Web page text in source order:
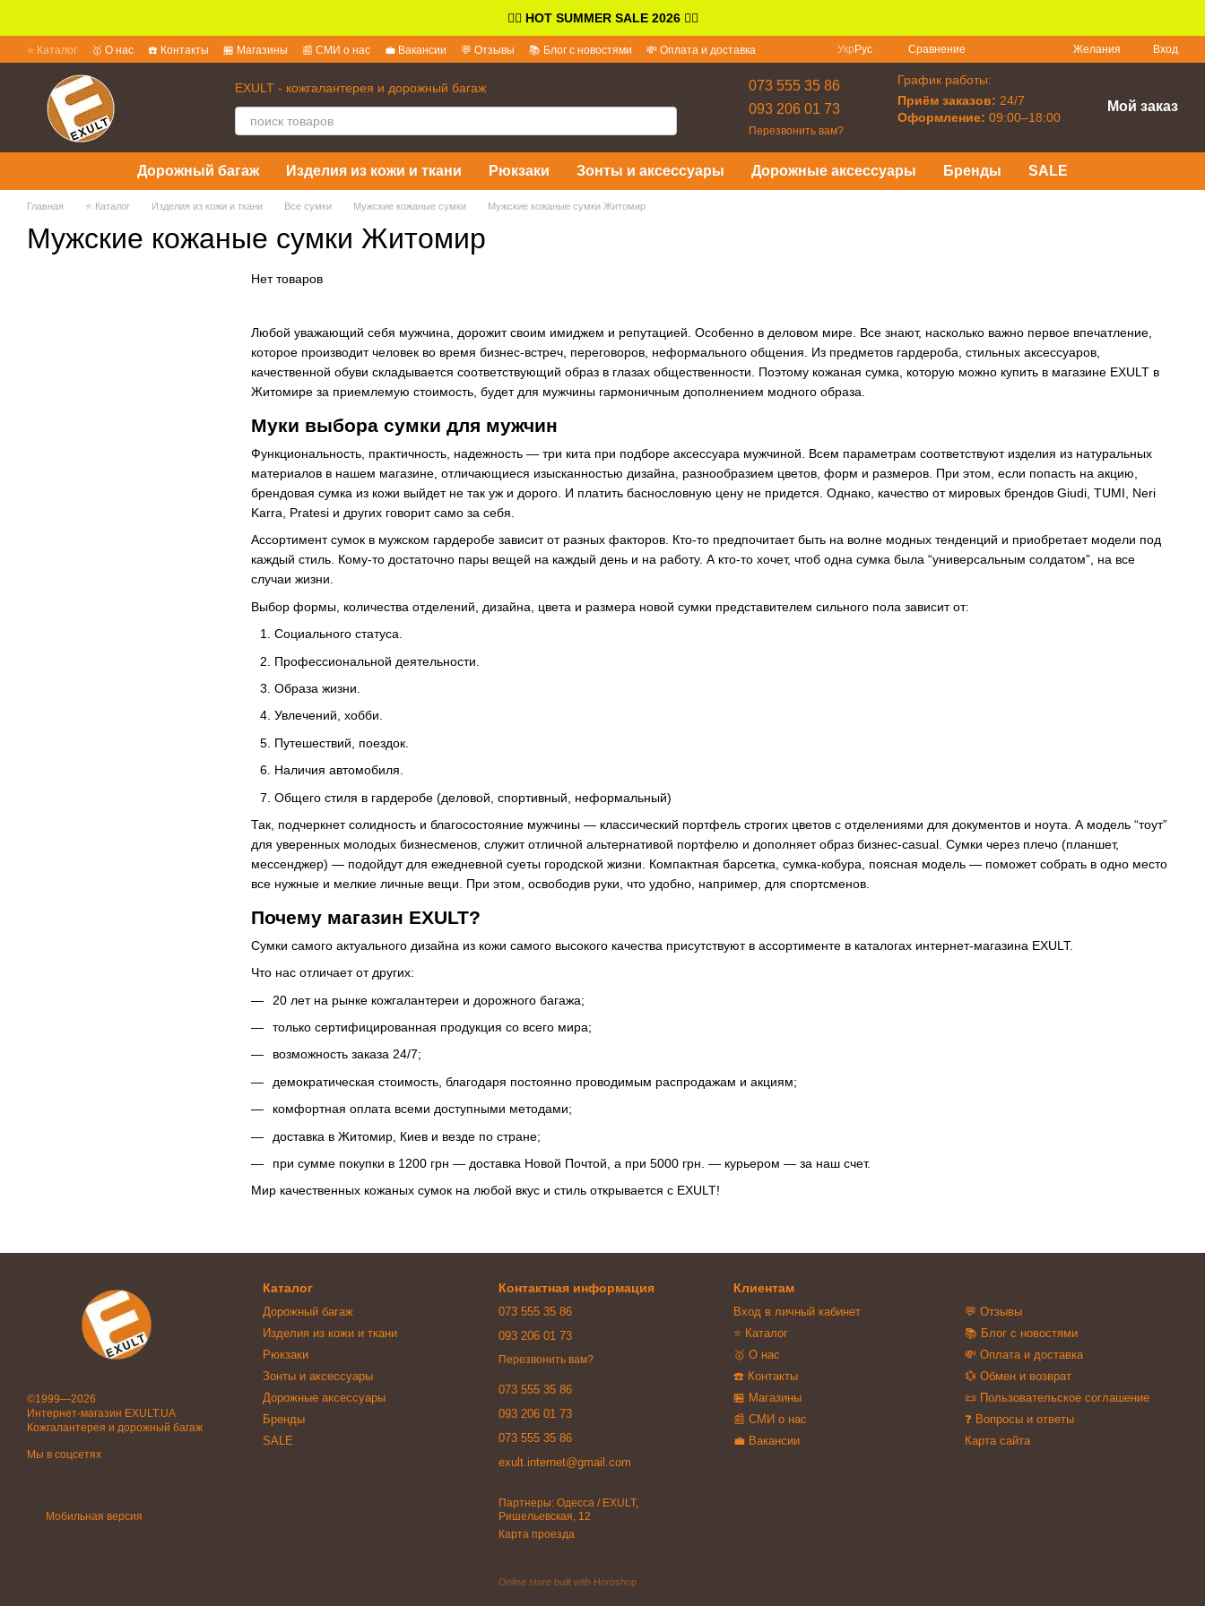
👉🏻 HOT SUMMER SALE 2026👈🏻
⭐ Каталог 🥇 О нас ☎️ Контакты 🏪 Магазины 📰 СМИ о нас 💼 Вакансии 💬 Отзывы 📚 Блог с новостями
💸 Оплата и доставка
Укр Рус Сравнение Желания Вход
EXULT - кожгалантерея и дорожный багаж
073 555 35 86
093 206 01 73
Перезвонить вам?
График работы:
Приём заказов: 24/7
Оформление: 09:00–18:00
Мой заказ
Дорожный багаж Изделия из кожи и ткани Рюкзаки Зонты и аксессуары Дорожные аксессуары Бренды SALE
Главная ⭐ Каталог Изделия из кожи и ткани Все сумки Мужские кожаные сумки Мужские кожаные сумки Житомир
Мужские кожаные сумки Житомир
Любой уважающий себя мужчина, дорожит своим имиджем и репутацией. Особенно в деловом мире. Все знают, насколько важно первое впечатление,
которое производит человек во время бизнес-встреч, переговоров, неформального общения. Из предметов гардероба, стильных аксессуаров,
качественной обуви складывается соответствующий образ в глазах общественности. Поэтому кожаная сумка, которую можно купить в магазине EXULT в
Житомире за приемлемую стоимость, будет для мужчины гармоничным дополнением модного образа.
Муки выбора сумки для мужчин
Функциональность, практичность, надежность — три кита при подборе аксессуара мужчиной. Всем параметрам соответствуют изделия из натуральных
материалов в нашем магазине, отличающиеся изысканностью дизайна, разнообразием цветов, форм и размеров. При этом, если попасть на акцию,
брендовая сумка из кожи выйдет не так уж и дорого. И платить баснословную цену не придется. Однако, качество от мировых брендов Giudi, TUMI, Neri
Karra, Pratesi и других говорит само за себя.
Ассортимент сумок в мужском гардеробе зависит от разных факторов. Кто-то предпочитает быть на волне модных тенденций и приобретает модели под
каждый стиль. Кому-то достаточно пары вещей на каждый день и на работу. А кто-то хочет, чтоб одна сумка была “универсальным солдатом”, на все
случаи жизни.
Выбор формы, количества отделений, дизайна, цвета и размера новой сумки представителем сильного пола зависит от:
Социального статуса.
Профессиональной деятельности.
Образа жизни.
Увлечений, хобби.
Путешествий, поездок.
Наличия автомобиля.
Общего стиля в гардеробе (деловой, спортивный, неформальный)
Так, подчеркнет солидность и благосостояние мужчины — классический портфель строгих цветов с отделениями для документов и ноута. А модель “тоут”
для уверенных молодых бизнесменов, служит отличной альтернативой портфелю и дополняет образ бизнес-casual. Сумки через плечо (планшет,
мессенджер) — подойдут для ежедневной суеты городской жизни. Компактная барсетка, сумка-кобура, поясная модель — поможет собрать в одно место
все нужные и мелкие личные вещи. При этом, освободив руки, что удобно, например, для спортсменов.
Почему магазин EXULT?
Сумки самого актуального дизайна из кожи самого высокого качества присутствуют в ассортименте в каталогах интернет-магазина EXULT.
Что нас отличает от других:
20 лет на рынке кожгалантереи и дорожного багажа;
только сертифицированная продукция со всего мира;
возможность заказа 24/7;
демократическая стоимость, благодаря постоянно проводимым распродажам и акциям;
комфортная оплата всеми доступными методами;
доставка в Житомир, Киев и везде по стране;
при сумме покупки в 1200 грн — доставка Новой Почтой, а при 5000 грн. — курьером — за наш счет.
Мир качественных кожаных сумок на любой вкус и стиль открывается с EXULT!
Нет товаров
©1999—2026
Интернет-магазин EXULT.UA
Кожгалантерея и дорожный багаж
Мы в соцсетях
Мобильная версия
Каталог
Дорожный багаж
Изделия из кожи и ткани
Рюкзаки
Зонты и аксессуары
Дорожные аксессуары
Бренды
SALE
Контактная информация
073 555 35 86
093 206 01 73
Перезвонить вам?
073 555 35 86
093 206 01 73
073 555 35 86
exult.internet@gmail.com
Партнеры: Одесса / EXULT,
Ришельевская, 12
Карта проезда
Online store built with Horoshop
Клиентам
Вход в личный кабинет
⭐ Каталог
🥇 О нас
☎️ Контакты
🏪 Магазины
📰 СМИ о нас
💼 Вакансии
💬 Отзывы
📚 Блог с новостями
💸 Оплата и доставка
💱 Обмен и возврат
📜 Пользовательское соглашение
❓ Вопросы и ответы
Карта сайта